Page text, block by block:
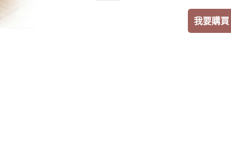
我要購買